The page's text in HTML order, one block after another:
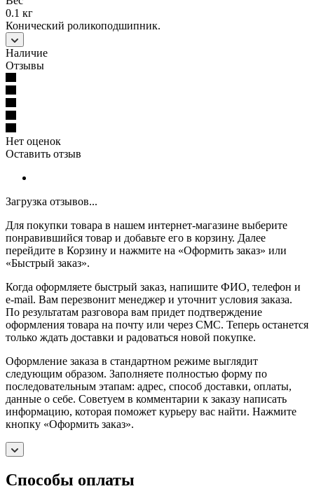
0.1 кг
Конический роликоподшипник.
Наличие
Отзывы
Нет оценок
Оставить отзыв
Загрузка отзывов...
Для покупки товара в нашем интернет-магазине выберите
понравившийся товар и добавьте его в корзину. Далее
перейдите в Корзину и нажмите на «Оформить заказ» или
«Быстрый заказ».
Когда оформляете быстрый заказ, напишите ФИО, телефон и
e-mail. Вам перезвонит менеджер и уточнит условия заказа.
По результатам разговора вам придет подтверждение
оформления товара на почту или через СМС. Теперь останется
только ждать доставки и радоваться новой покупке.
Оформление заказа в стандартном режиме выглядит
следующим образом. Заполняете полностью форму по
последовательным этапам: адрес, способ доставки, оплаты,
данные о себе. Советуем в комментарии к заказу написать
информацию, которая поможет курьеру вас найти. Нажмите
кнопку «Оформить заказ».
Способы оплаты